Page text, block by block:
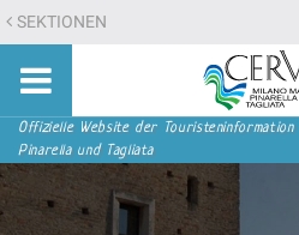
Direkt
zum
Inhalt
Direkt
zur
Navigation
SEKTIONEN
Sito
turistico
ufficiale
Cervia,
Milano
Sektionen
Offizielle Website der Touristeninformation
Pinarella und Tagliata
menu